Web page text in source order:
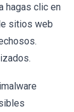
hagas clic en
sitios web